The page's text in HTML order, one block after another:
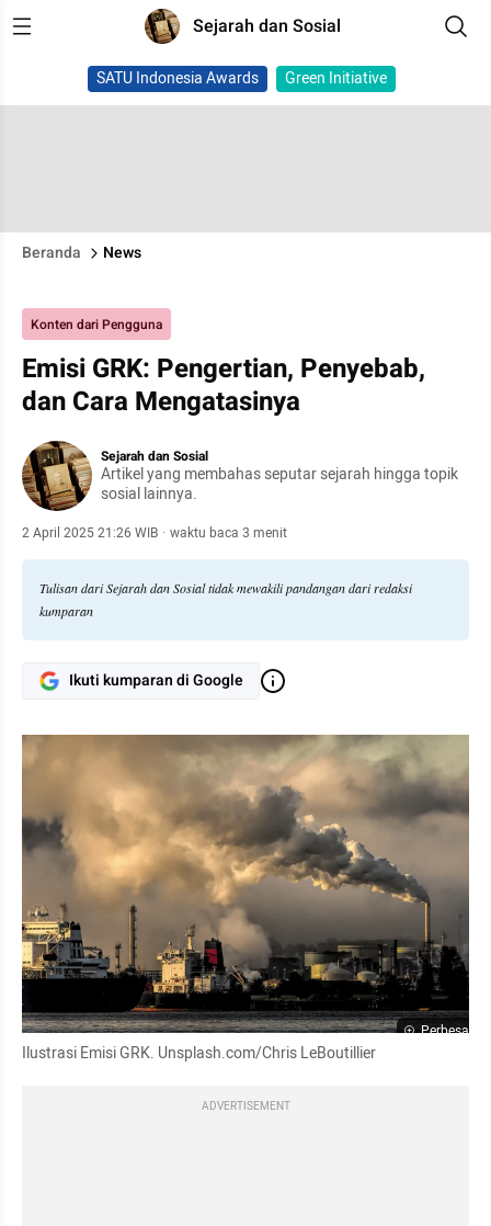
Sejarah dan Sosial
SATU Indonesia Awards Green Initiative
Beranda News
Konten dari Pengguna
Emisi GRK: Pengertian, Penyebab,
dan Cara Mengatasinya
Sejarah dan Sosial
Artikel yang membahas seputar sejarah hingga topik
sosial lainnya.
2 April 2025 21:26 WIB · waktu baca 3 menit
Tulisan dari Sejarah dan Sosial tidak mewakili pandangan dari redaksi
kumparan
Ikuti kumparan di Google
Perbesar
Ilustrasi Emisi GRK. Unsplash.com/Chris LeBoutillier
ADVERTISEMENT